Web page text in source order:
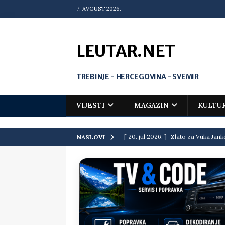
7. AVGUST 2026.
LEUTAR.NET
TREBINJE - HERCEGOVINA - SVEMIR
VIJESTI MAGAZIN
NASLOVI [ 20. jul 2026. ] Zlato za Vuka
[ 19. jul 2026. ] Da li i obraz ima
[ 16. jul 2026. ] Mile će da ti
[ 16. jul 2026. ] Krediti i dugovi
[ 15. jul 2026. ] Politički potres u